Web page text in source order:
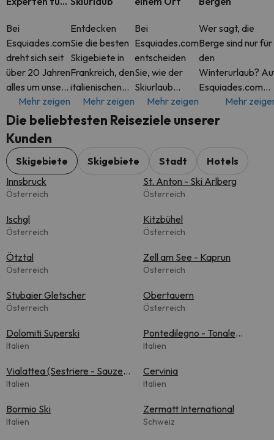
Bei
Esquiades.com
dreht sich seit
über 20 Jahren
alles um unsere
Leidenschaft
für Skiurlaub.
Als
Spezialisten
für Urlaub in
den Bergen,
helfen wir dir,
Mehr zeigen
Entdecken
Sie die besten
Skigebiete in
Frankreich, den
italienischen
Alpen, der
Schweiz und
Esquiades.com
finden Sie
flexible Pakete
Mehr zeigen
Bei
Esquiades.com
entscheiden
Sie, wie der
Skiurlaub
aussehen soll.
Buchen Sie ein
Paket inklusive
Skipass oder
nur das
Apartment
Sie ha
Mehr zeigen
Wer sagt, die
Berge sind nur für
den
Winterurlaub?
Esquiades.com
finden Sie das
ganze Jahr über
Hotels in den
schönsten
Bergregionen
Mehr
Die beliebtesten Reiseziele unserer
Kunden
Skigebiete Skigebiete Stadt
Hotels
Innsbruck
Österreich
St. Anton - Ski Arlberg
Österreich
Ischgl
Österreich
Kitzbühel
Österreich
Ötztal
Österreich
Zell am See - Kaprun
Österreich
Stubaier Gletscher
Österreich
Obertauern
Österreich
Dolomiti Superski
Italien
Pontedilegno - Tonale
(Adamello Ski)
Italien
Vialattea (Sestriere - Sauze
d'Oulx)
Italien
Cervinia
Italien
Bormio Ski
Italien
Zermatt International
Schweiz